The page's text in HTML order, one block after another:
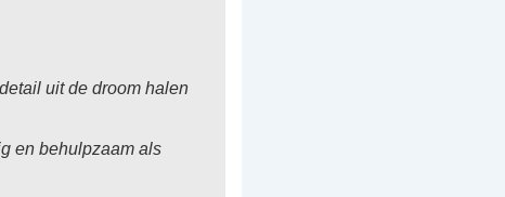
uit de droom halen
en behulpzaam als